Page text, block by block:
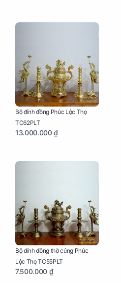
Bộ đỉnh đồng Phúc Lộc Thọ
TC62PLT
13.000.000 ₫
Bộ đỉnh đồng thờ cúng Phúc
Lộc Thọ TC55PLT
7.500.000 ₫